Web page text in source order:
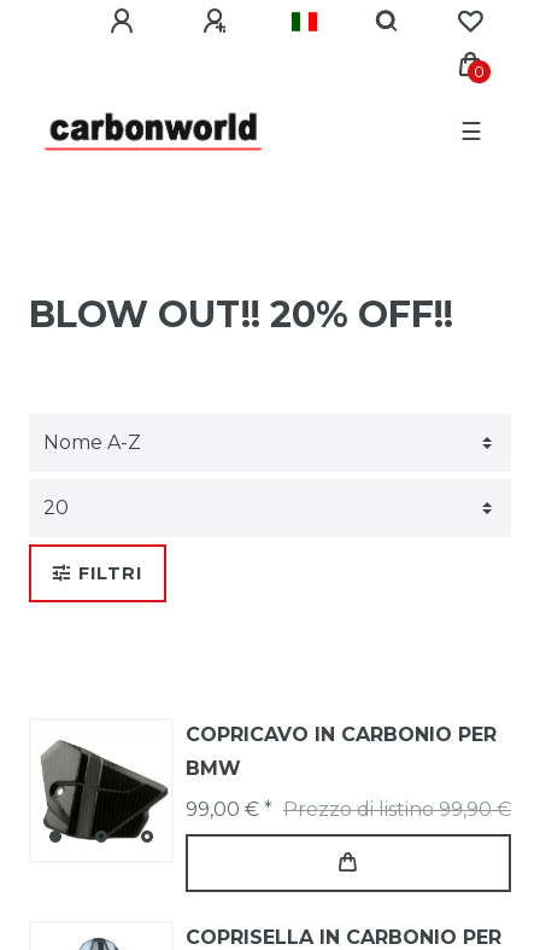
0
☰
BLOW OUT!! 20% OFF!!
FILTRI
COPRICAVO IN CARBONIO PER
BMW
Prezzo di listino 99,90 €
99,00 € *
COPRISELLA IN CARBONIO PER